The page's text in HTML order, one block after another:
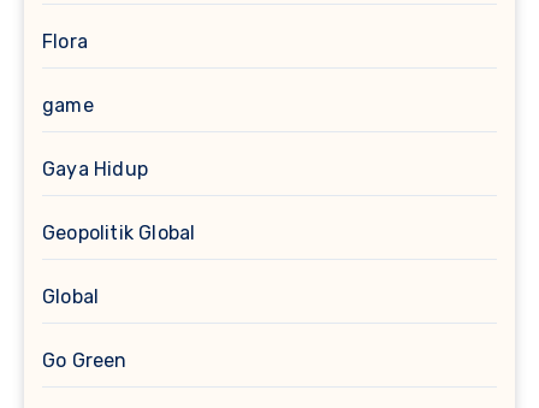
Flora
game
Gaya Hidup
Geopolitik Global
Global
Go Green